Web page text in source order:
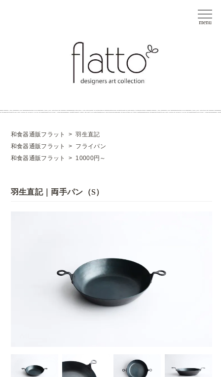
和食器通販フラット >羽生直記
和食器通販フラット
> フライパン
和食器通販フラット
> 10000円～
羽生直記｜両手パン（S）